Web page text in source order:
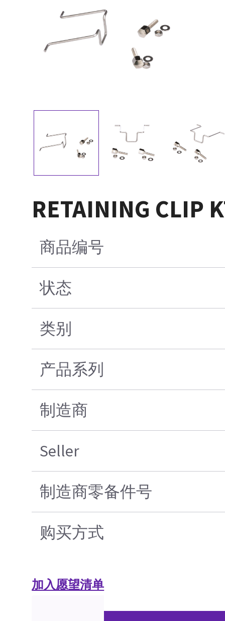
RETAINING CLIP
商品编号
状态
类别
产品系列
制造商
Seller
制造商零备件号
购买方式
加入愿望清单